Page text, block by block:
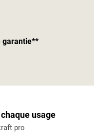
garantie**
usage
pro